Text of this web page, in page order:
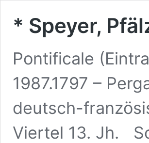
* Speyer,
Pontificale
1987.1797 –
deutsch-
Viertel 13. Jh.